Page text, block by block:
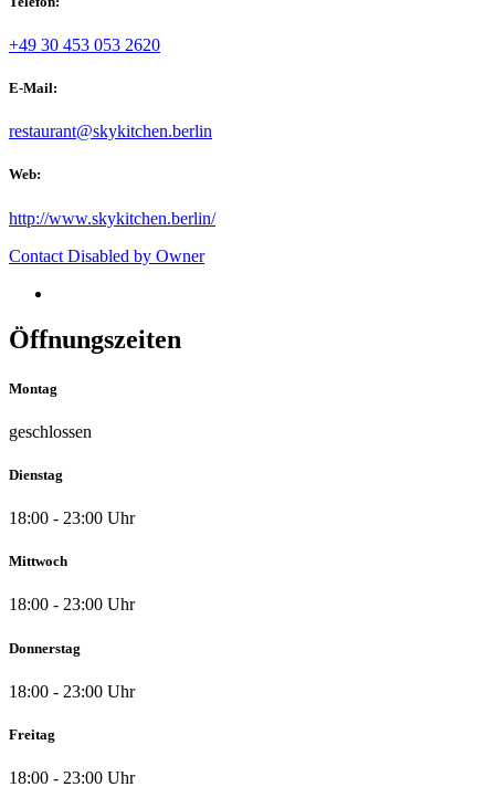
+49 30 453 053 2620
E-Mail:
restaurant@skykitchen.berlin
Web:
http://www.skykitchen.berlin/
Contact Disabled by Owner
Öffnungszeiten
Montag
geschlossen
Dienstag
18:00 - 23:00 Uhr
Mittwoch
18:00 - 23:00 Uhr
Donnerstag
18:00 - 23:00 Uhr
Freitag
18:00 - 23:00 Uhr